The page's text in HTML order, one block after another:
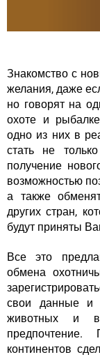
Знакомство с
желания, даже
но говорят на
охоте и
одно из них в
стать не
получение
возможностью
а также
других стран,
будут приняты
Все это
обмена
свои данные и
животных и
континентов